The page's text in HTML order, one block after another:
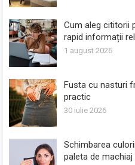
Cum aleg cititorii
rapid informații
1 august 2026
Fusta cu nasturi
practic
30 iulie 2026
Schimbarea
paleta de